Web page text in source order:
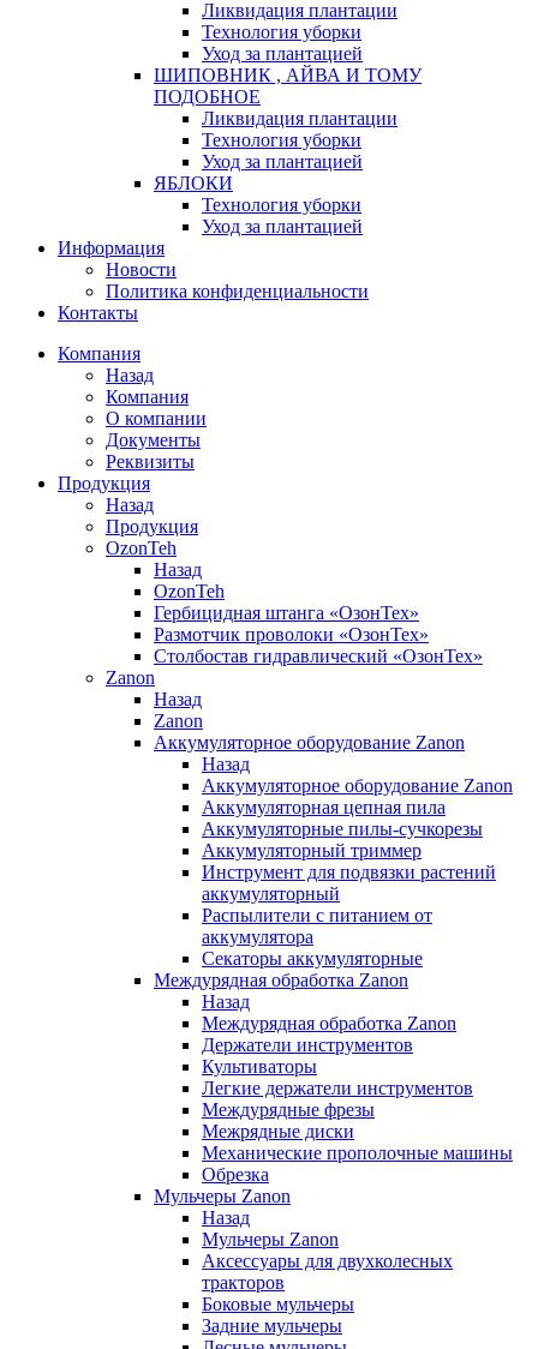
Ликвидация плантации
Технология уборки
Уход за плантацией
ШИПОВНИК , АЙВА И ТОМУ
ПОДОБНОЕ
Ликвидация плантации
Технология уборки
Уход за плантацией
ЯБЛОКИ
Технология уборки
Уход за плантацией
Информация
Новости
Политика конфиденциальности
Контакты
Компания
Назад
Компания
О компании
Документы
Реквизиты
Продукция
Назад
Продукция
OzonTeh
Назад
OzonTeh
Гербицидная штанга «ОзонТех»
Размотчик проволоки «ОзонТех»
Столбостав гидравлический «ОзонТех»
Zanon
Назад
Zanon
Аккумуляторное оборудование Zanon
Назад
Аккумуляторное оборудование Zanon
Аккумуляторная цепная пила
Аккумуляторные пилы-сучкорезы
Аккумуляторный триммер
Инструмент для подвязки растений
аккумуляторный
Распылители с питанием от
аккумулятора
Секаторы аккумуляторные
Междурядная обработка Zanon
Назад
Междурядная обработка Zanon
Держатели инструментов
Культиваторы
Легкие держатели инструментов
Междурядные фрезы
Межрядные диски
Механические прополочные машины
Обрезка
Мульчеры Zanon
Назад
Мульчеры Zanon
Аксессуары для двухколесных
тракторов
Боковые мульчеры
Задние мульчеры